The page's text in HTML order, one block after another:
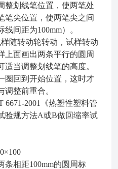
整划线笔位置，使两笔处
笔尖位置，使两笔尖之间
间距为100mm）。
随转动轮转动，试样转动
上面画出两条平行的圆周
当调整划线笔的高度。
圈回到开始位置，这时才
调整前重合。
6671-2001《热塑性塑料管
验规方法A或B做回缩率试
条相距100mm的圆周标